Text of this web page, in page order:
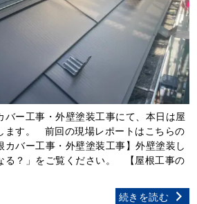
バー工事・外壁塗装工事にて、本日は屋
ます。 前回の現場レポートはこちらの
カバー工事・外壁塗装工事】外壁塗装し
る？」をご覧ください。 【屋根工事の
続きを読む